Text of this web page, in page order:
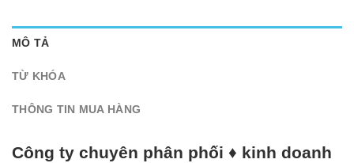
MÔ TẢ
TỪ KHÓA
THÔNG TIN MUA HÀNG
Công ty chuyên phân phối ♦ kinh doanh